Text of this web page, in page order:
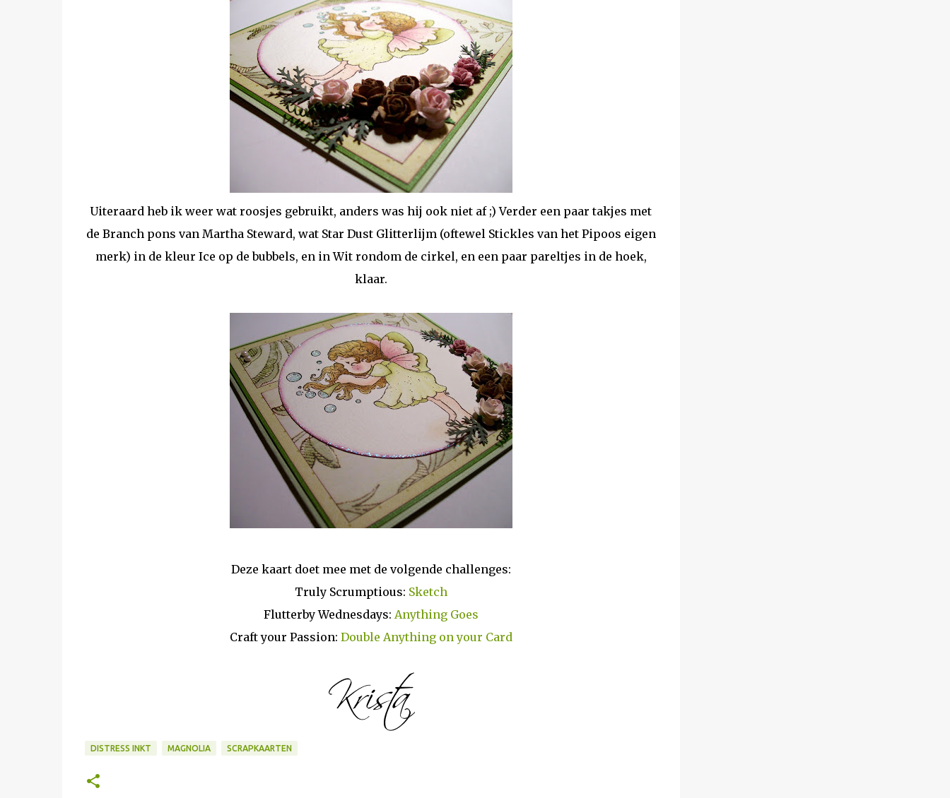
Uiteraard heb ik weer wat roosjes gebruikt, anders was hij ook niet af ;) Verder een paar takjes met
de Branch pons van Martha Steward, wat Star Dust Glitterlijm (oftewel Stickles van het Pipoos eigen
merk) in de kleur Ice op de bubbels, en in Wit rondom de cirkel, en een paar pareltjes in de hoek,
klaar.
Deze kaart doet mee met de volgende challenges:
Truly Scrumptious: Sketch
Flutterby Wednesdays: Anything Goes
Craft your Passion: Double Anything on your Card
DISTRESS INKT MAGNOLIA SCRAPKAARTEN